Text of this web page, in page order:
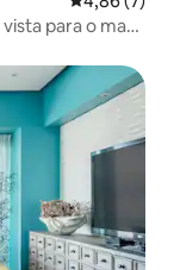
para o mar